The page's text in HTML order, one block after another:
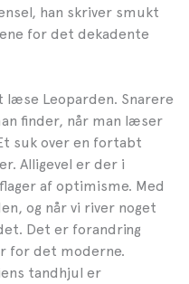
han skriver smukt
for det dekadente
læse Leoparden. Snarere
finder, når man læser
suk over en fortabt
Alligevel er der i
af optimisme. Med
og når vi river noget
Det er forandring
for det moderne.
tandhjul er